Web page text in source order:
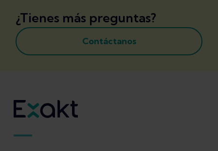
¿Tienes más preguntas?
Contáctanos